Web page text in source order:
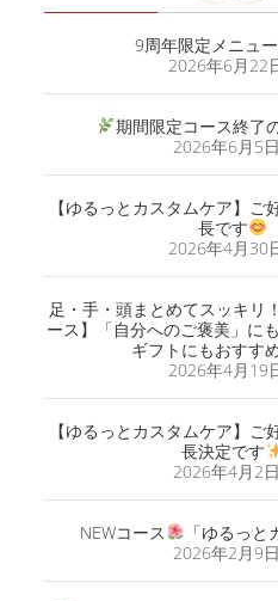
9周年限定メニュ
2026年6月22
期間限定コース終了
2026年6月5日
【ゆるっとカスタムケア】ご
長です
2026年4月30
足・手・頭まとめてスッキリ
ース】「自分へのご褒美」に
ギフトにもおすす
2026年4月19
【ゆるっとカスタムケア】ご
長決定です
2026年4月2日
NEWコース
「ゆるっと
2026年2月9日